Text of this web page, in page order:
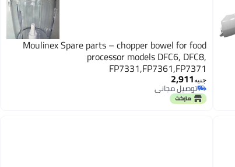
Moulinex Spare parts – chopper bowel for food
processor models DFC6, DFC8,
FP7331,FP7361,FP7371
جنيه2,911
توصيل مجاني
توصيل مجاني